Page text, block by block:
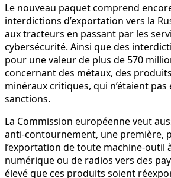
Le nouveau paquet comprend
interdictions d’exportation vers la
aux tracteurs en passant par les
cybersécurité. Ainsi que des
pour une valeur de plus de 570
concernant des métaux, des
minéraux critiques, qui n’étaient pas
sanctions.
La Commission européenne veut
anti-contournement, une première,
l’exportation de toute machine-outil
numérique ou de radios vers des
élevé que ces produits soient